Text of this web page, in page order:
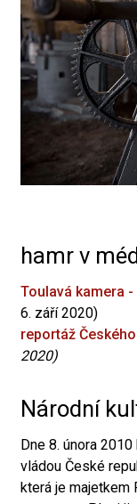
hamr v
Toulavá kamera
6. září 2020)
reportáž
2020)
Národní
Dne 8. února
vládou České
která je majetkem